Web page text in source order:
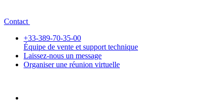
Contact
+33-389-70-35-00
Équipe de vente et support technique
Laissez-nous un message
Organiser une réunion virtuelle